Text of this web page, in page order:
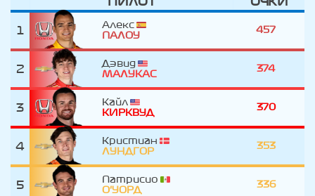
1
Алекс
ПАЛОУ
457
2
Дэвид
МАЛУКАС
374
3
Кайл
КИРКВУД
370
4
Кристиан
ЛУНДГОР
353
5
Патрисио
О'УОРД
336